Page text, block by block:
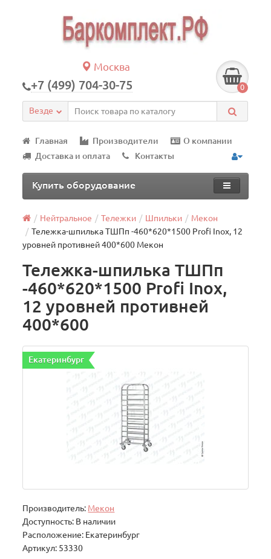
Москва
+7 (499) 704-30-75 0
Везде
Главная Производители
О компании
Доставка и оплата
Контакты
Купить оборудование
Нейтральное Тележки Шпильки
Мекон
Тележка-шпилька ТШПп -460*620*1500 Profi Inox, 12
уровней противней 400*600 Мекон
Тележка-шпилька ТШПп
-460*620*1500 Profi Inox,
12 уровней противней
400*600
Екатеринбург
Производитель: Мекон
Доступность: В наличии
Расположение: Екатеринбург
Артикул: 53330